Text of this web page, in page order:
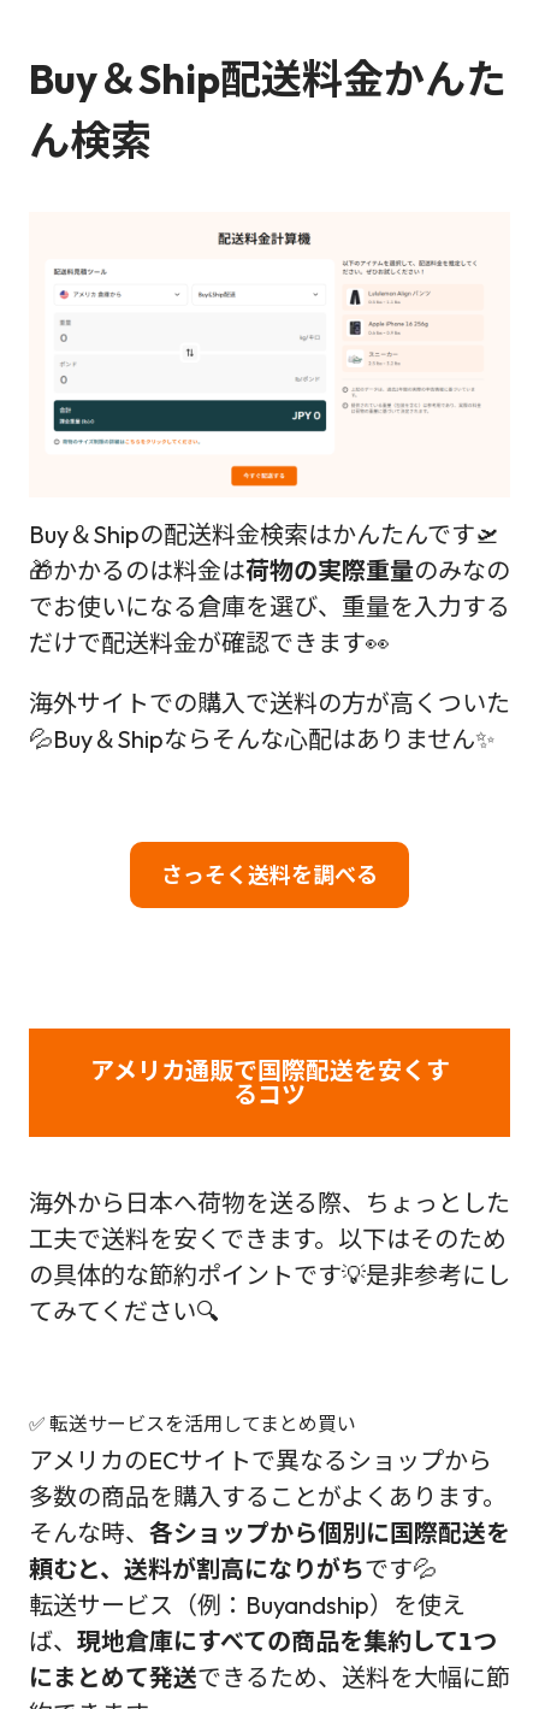
Buy＆Ship配送料金かんた
ん検索
Buy＆Shipの配送料金検索はかんたんです🛫
🎁かかるのは料金は荷物の実際重量のみなの
でお使いになる倉庫を選び、重量を入力する
だけで配送料金が確認できます👀
海外サイトでの購入で送料の方が高くついた
💦Buy＆Shipならそんな心配はありません✨
さっそく送料を調べる
アメリカ通販で国際配送を安くす
るコツ
海外から日本へ荷物を送る際、ちょっとした
工夫で送料を安くできます。以下はそのため
の具体的な節約ポイントです💡是非参考にし
てみてください🔍
✅ 転送サービスを活用してまとめ買い
アメリカのECサイトで異なるショップから
多数の商品を購入することがよくあります。
そんな時、 各ショップから個別に国際配送を
頼むと、送料が割高になりがちです💦
転送サービス（例：Buyandship）を使え
ば、 現地倉庫にすべての商品を集約して1つ
にまとめて発送できるため、送料を大幅に節